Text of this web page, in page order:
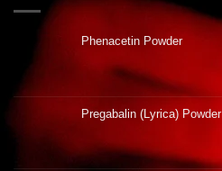
Phenacetin Powder
Pregabalin (Lyrica) Powder